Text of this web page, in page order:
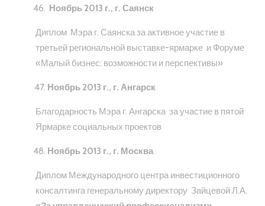
Ноябрь 2013 г., г. Саянск
Диплом Мэра г. Саянска за активное участие в
третьей региональной выставке-ярмарке и Форуме
«Малый бизнес: возможности и перспективы»
Ноябрь 2013 г., г. Ангарск
Благодарность Мэра г. Ангарска за участие в пятой
Ярмарке социальных проектов
Ноябрь 2013 г., г. Москва
Диплом Международного центра инвестиционного
консалтинга генеральному директору Зайцевой Л.А.